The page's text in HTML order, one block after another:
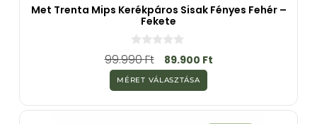
Met Trenta Mips Kerékpáros Sisak Fényes Fehér –
Fekete
0
a
5
-
b
ő
99.990Ft 89.900 Ft
MÉRET VÁLASZTÁSA